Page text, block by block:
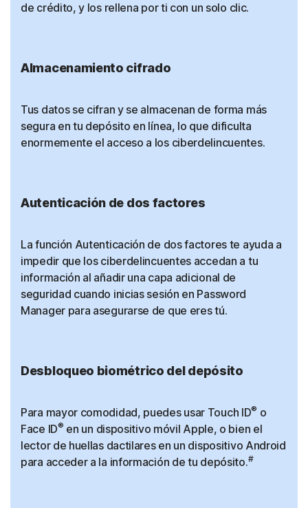
de crédito, y los rellena por ti con un solo clic.
Almacenamiento cifrado
Tus datos se cifran y se almacenan de forma más
segura en tu depósito en línea, lo que dificulta
enormemente el acceso a los ciberdelincuentes.
Autenticación de dos factores
La función Autenticación de dos factores te ayuda a
impedir que los ciberdelincuentes accedan a tu
información al añadir una capa adicional de
seguridad cuando inicias sesión en Password
Manager para asegurarse de que eres tú.
Desbloqueo biométrico del depósito
Para mayor comodidad, puedes usar Touch ID® o
Face ID® en un dispositivo móvil Apple, o bien el
lector de huellas dactilares en un dispositivo Android
para acceder a la información de tu depósito.#